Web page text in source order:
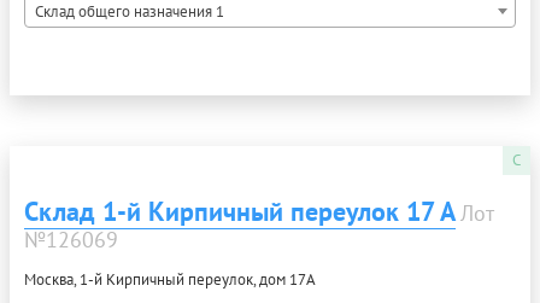
Склад общего назначения 1
C
Склад 1-й Кирпичный переулок 17 АЛот
№126069
Москва, 1-й Кирпичный переулок, дом 17А